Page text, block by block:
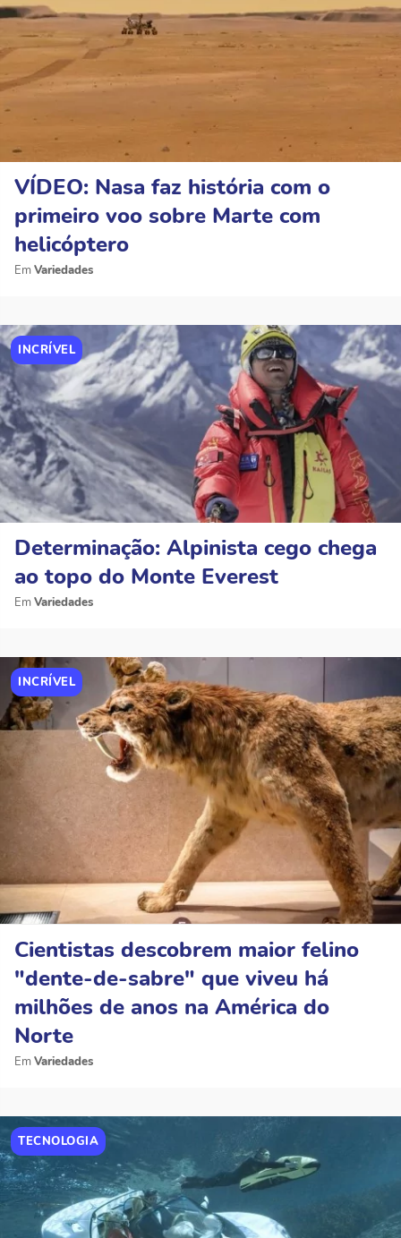
VÍDEO: Nasa faz história com o
primeiro voo sobre Marte com
helicóptero
Variedades
INCRÍVEL
Determinação: Alpinista cego chega
ao topo do Monte Everest
Variedades
INCRÍVEL
Cientistas descobrem maior felino
"dente-de-sabre" que viveu há
milhões de anos na América do
Norte
Variedades
TECNOLOGIA